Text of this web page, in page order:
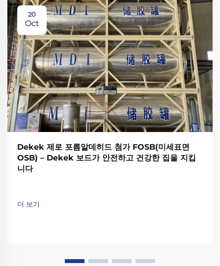
20
Oct
Dekek 제로 포름알데히드 첨가 FOSB(미세표면
OSB) – Dekek 보드가 안전하고 건강한 집을 지킵
니다
더 보기